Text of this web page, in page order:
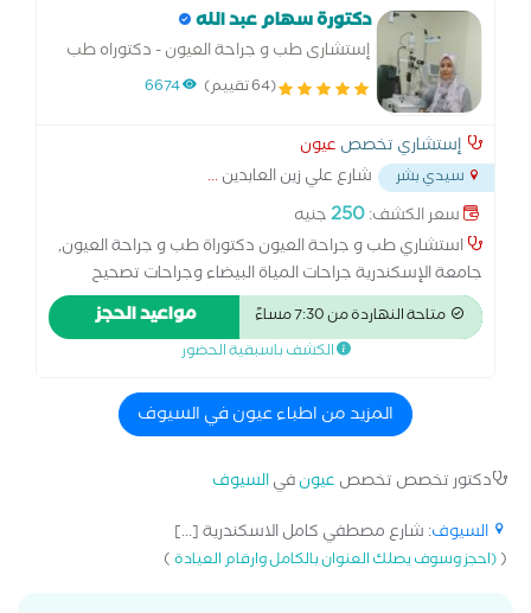
باستخدام أحدث الأجهزة، بهدف استعادة وتحسين الإبصار بأعلى
درجات الأمان والجودة. استشارى جراحات الشبكية و الجسم
الزجاجى خبرة 12 سنة
دكتورة سهام عبد الله
إستشارى طب و جراحة العيون - دكتوراه طب
وجراحة العيون -جامعة الاسكندرية
(64 تقييم) 6674
إستشاري تخصص عيون
سيدي بشر شارع علي زين العابدين...
سعر الكشف:250جنيه
استشاري طب و جراحة العيون دكتوراة طب و جراحة العيون,
جامعة الإسكندرية جراحات المياة البيضاء وجراحات تصحيح
الإبصار
متاحة النهاردة من 7:30 مساءً مواعيد الحجز
الكشف باسبقية الحضور
المزيد من اطباء عيون في السيوف
دكتور تخصص تخصص عيونفيالسيوف
السيوف: شارع مصطفي كامل الاسكندرية [...]
((احجز وسوف يصلك العنوان بالكامل وارقام العيادة)